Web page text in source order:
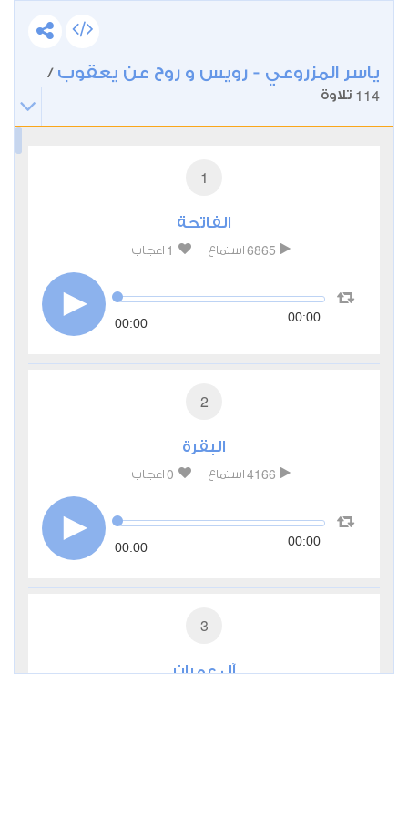
ياسر المزروعي - رويس و روح عن يعقوب /
114 تلاوة
1
الفاتحة
6865 استماع 1 اعجاب
00:00 00:00
2
البقرة
4166 استماع 0 اعجاب
00:00 00:00
3
آل عمران